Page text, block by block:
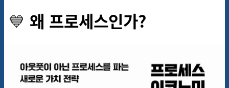
💙 왜 프로세스인가?